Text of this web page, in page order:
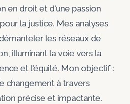
en droit et d'une passion
la justice. Mes analyses
les réseaux de
illuminant la voie vers la
et l'équité. Mon objectif :
changement à travers
précise et impactante.